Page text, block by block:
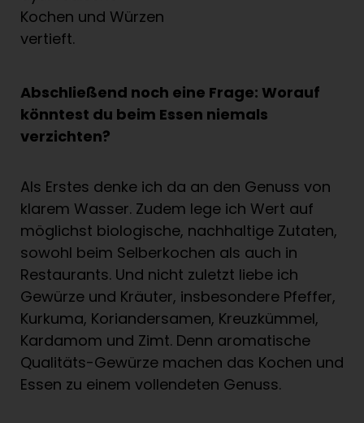
Kochen und Würzen
vertieft.
Abschließend noch eine Frage: Worauf
könntest du beim Essen niemals
verzichten?
Als Erstes denke ich da an den Genuss von
klarem Wasser. Zudem lege ich Wert auf
möglichst biologische, nachhaltige Zutaten,
sowohl beim Selberkochen als auch in
Restaurants. Und nicht zuletzt liebe ich
Gewürze und Kräuter, insbesondere Pfeffer,
Kurkuma, Koriandersamen, Kreuzkümmel,
Kardamom und Zimt. Denn aromatische
Qualitäts-Gewürze machen das Kochen und
Essen zu einem vollendeten Genuss.